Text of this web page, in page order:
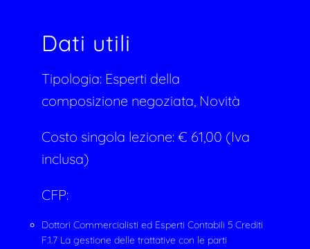
Dati utili
Tipologia: Esperti della
composizione negoziata, Novità
Costo singola lezione: € 61,00 (Iva
inclusa)
CFP:
Dottori Commercialisti ed Esperti Contabili 5 Crediti
F.1.7 La gestione delle trattative con le parti